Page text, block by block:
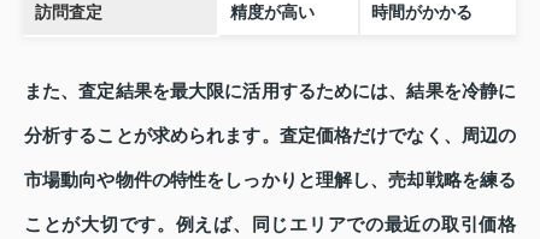
訪問査定 精度が高い 時間がかかる
また、査定結果を最大限に活用するためには、結果を冷静に
分析することが求められます。査定価格だけでなく、周辺の
市場動向や物件の特性をしっかりと理解し、売却戦略を練る
ことが大切です。例えば、同じエリアでの最近の取引価格